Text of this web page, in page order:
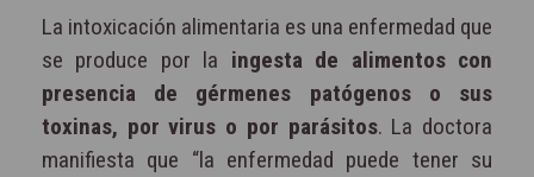
La intoxicación alimentaria es una enfermedad que
se produce por la ingesta de alimentos con
presencia de gérmenes patógenos o sus
toxinas, por virus o por parásitos. La doctora
manifiesta que “la enfermedad puede tener su